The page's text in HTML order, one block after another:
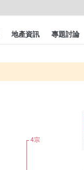
地產資訊 專題討論